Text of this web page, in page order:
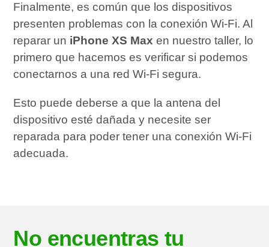
Finalmente, es común que los dispositivos
presenten problemas con la conexión Wi-Fi. Al
reparar un iPhone XS Max en nuestro taller, lo
primero que hacemos es verificar si podemos
conectarnos a una red Wi-Fi segura.
Esto puede deberse a que la antena del
dispositivo esté dañada y necesite ser
reparada para poder tener una conexión Wi-Fi
adecuada.
No encuentras tu